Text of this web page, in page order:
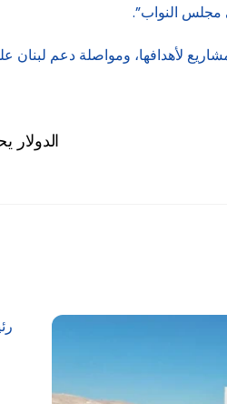
مجلس النواب”.
لأهدافها، ومواصلة دعم لبنان